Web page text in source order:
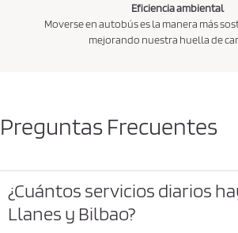
Eficiencia ambiental
Moverse en autobús es la manera más
mejorando nuestra huella de
Preguntas Frecuentes
¿Cuántos servicios diarios
Llanes y Bilbao?